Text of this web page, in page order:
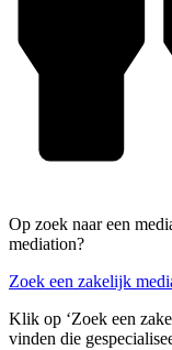
Op zoek naar een
mediation?
Zoek een zakelijk
Klik op ‘Zoek een
vinden die